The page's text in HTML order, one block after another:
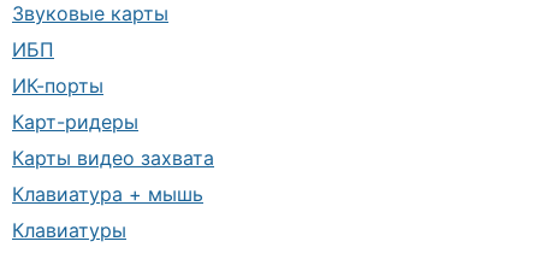
Звуковые карты
ИБП
ИК-порты
Карт-ридеры
Карты видео захвата
Клавиатура + мышь
Клавиатуры